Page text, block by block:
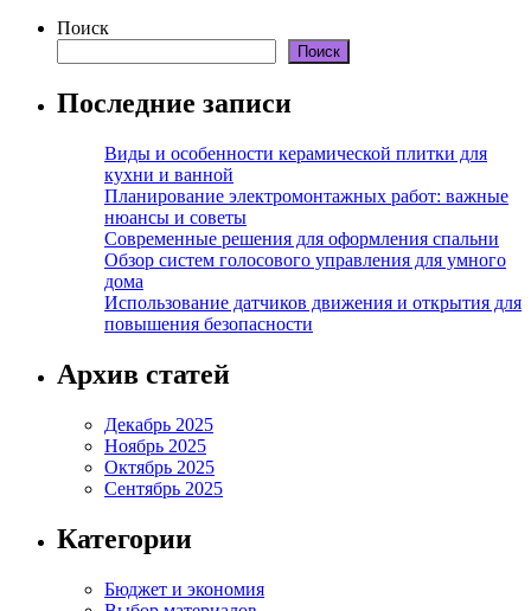
Поиск
Поиск
Последние записи
Виды и особенности керамической плитки для
кухни и ванной
Планирование электромонтажных работ: важные
нюансы и советы
Современные решения для оформления спальни
Обзор систем голосового управления для умного
дома
Использование датчиков движения и открытия для
повышения безопасности
Архив статей
Декабрь 2025
Ноябрь 2025
Октябрь 2025
Сентябрь 2025
Категории
Бюджет и экономия